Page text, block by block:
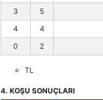
3
5
4
4
0
2
TL
4. KOŞU SONUÇLARI